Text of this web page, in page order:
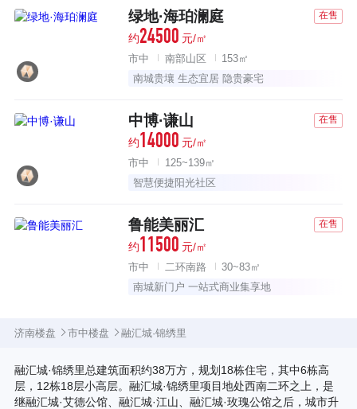
绿地·海珀澜庭 在售
约24500 元/㎡
市中 南部山区
153㎡
南城贵壤 生态宜居 隐贵豪宅
中博·谦山 在售
约14000 元/㎡
市中
125~139㎡
智慧便捷阳光社区
鲁能美丽汇 在售
约11500 元/㎡
市中 二环南路
30~83㎡
南城新门户 一站式商业集享地
济南楼盘 市中楼盘 融汇城·锦绣里
融汇城·锦绣里总建筑面积约38万方，规划18栋住宅，其中6栋高
层，12栋18层小高层。融汇城·锦绣里项目地处西南二环之上，是
继融汇城·艾德公馆、融汇城·江山、融汇城·玫瑰公馆之后，城市升